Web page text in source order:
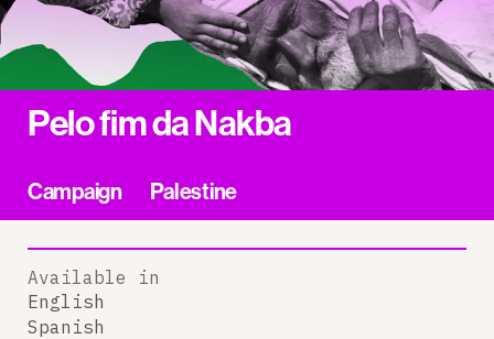
Pelo fim da Nakba
Campaign Palestine
Available in
English
Spanish